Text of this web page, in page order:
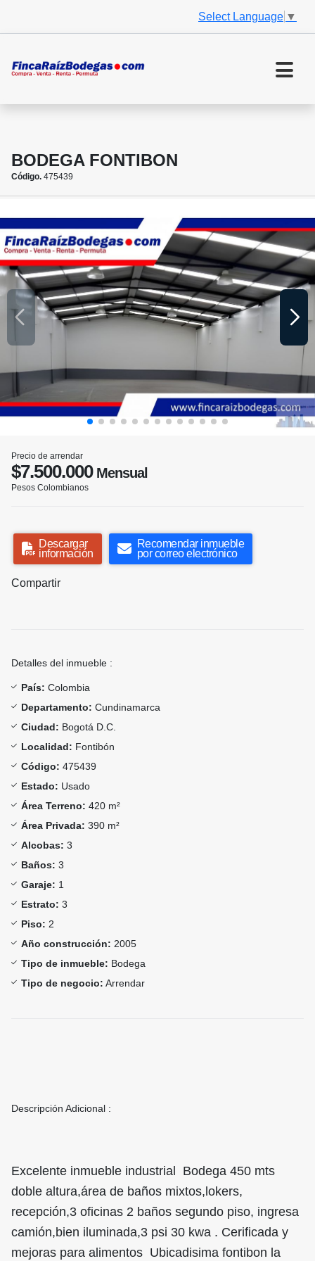
Select Language ▼
BODEGA FONTIBON
Código. 475439
Precio de arrendar
$7.500.000Mensual
Pesos Colombianos
Descargar
información
Recomendar inmueble
por correo electrónico
Compartir
Detalles del inmueble :
País: Colombia
Departamento: Cundinamarca
Ciudad: Bogotá D.C.
Localidad: Fontibón
Código: 475439
Estado: Usado
Área Terreno: 420 m²
Área Privada: 390 m²
Alcobas: 3
Baños: 3
Garaje: 1
Estrato: 3
Piso: 2
Año construcción: 2005
Tipo de inmueble: Bodega
Tipo de negocio: Arrendar
Descripción Adicional :
Excelente inmueble industrial Bodega 450 mts
doble altura,área de baños mixtos,lokers,
recepción,3 oficinas 2 baños segundo piso, ingresa
camión,bien iluminada,3 psi 30 kwa . Cerificada y
mejoras para alimentos Ubicadisima fontibon la